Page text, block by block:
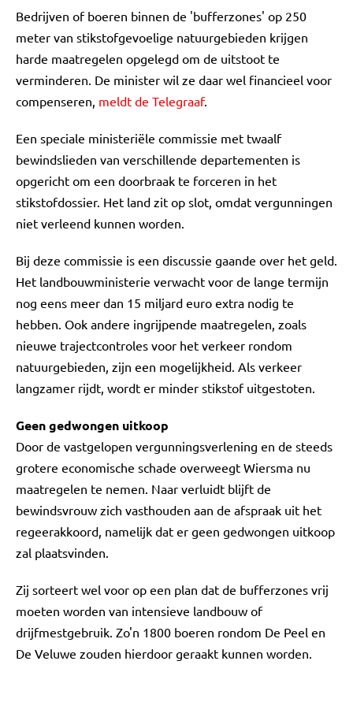
Bedrijven of boeren binnen de 'bufferzones' op 250
meter van stikstofgevoelige natuurgebieden krijgen
harde maatregelen opgelegd om de uitstoot te
verminderen. De minister wil ze daar wel financieel voor
compenseren, meldt de Telegraaf.
Een speciale ministeriële commissie met twaalf
bewindslieden van verschillende departementen is
opgericht om een doorbraak te forceren in het
stikstofdossier. Het land zit op slot, omdat vergunningen
niet verleend kunnen worden.
Bij deze commissie is een discussie gaande over het geld.
Het landbouwministerie verwacht voor de lange termijn
nog eens meer dan 15 miljard euro extra nodig te
hebben. Ook andere ingrijpende maatregelen, zoals
nieuwe trajectcontroles voor het verkeer rondom
natuurgebieden, zijn een mogelijkheid. Als verkeer
langzamer rijdt, wordt er minder stikstof uitgestoten.
Geen gedwongen uitkoop
Door de vastgelopen vergunningsverlening en de steeds
grotere economische schade overweegt Wiersma nu
maatregelen te nemen. Naar verluidt blijft de
bewindsvrouw zich vasthouden aan de afspraak uit het
regeerakkoord, namelijk dat er geen gedwongen uitkoop
zal plaatsvinden.
Zij sorteert wel voor op een plan dat de bufferzones vrij
moeten worden van intensieve landbouw of
drijfmestgebruik. Zo'n 1800 boeren rondom De Peel en
De Veluwe zouden hierdoor geraakt kunnen worden.